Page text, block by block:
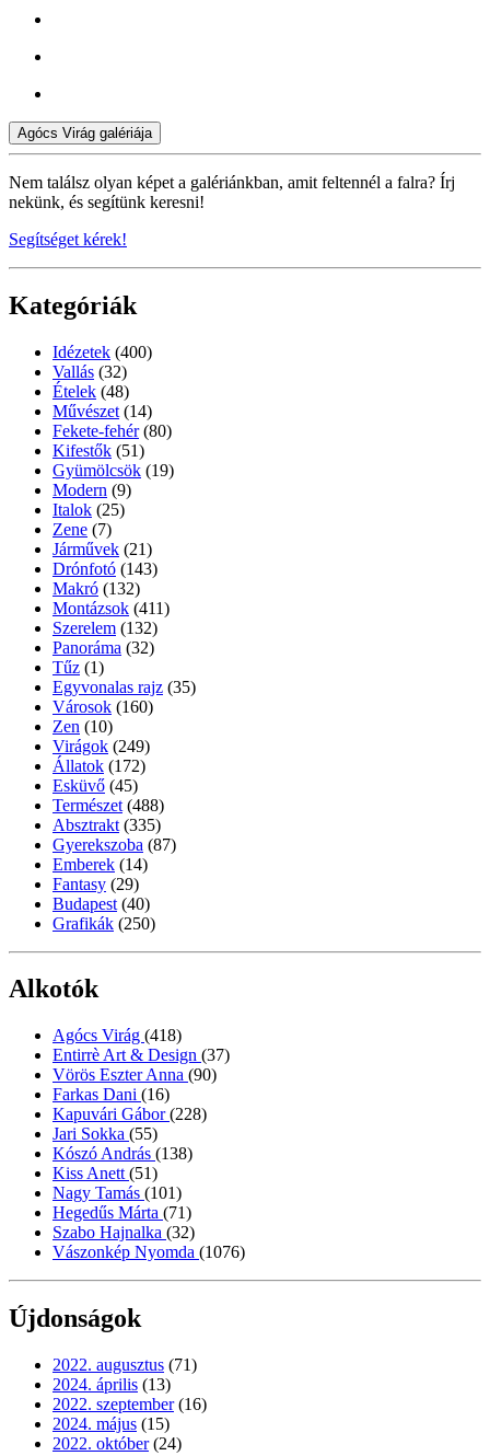
Agócs Virág galériája
Nem találsz olyan képet a galériánkban, amit feltennél a falra? Írj
nekünk, és segítünk keresni!
Segítséget kérek!
Kategóriák
Idézetek (400)
Vallás (32)
Ételek (48)
Művészet (14)
Fekete-fehér (80)
Kifestők (51)
Gyümölcsök (19)
Modern (9)
Italok (25)
Zene (7)
Járművek (21)
Drónfotó (143)
Makró (132)
Montázsok (411)
Szerelem (132)
Panoráma (32)
Tűz (1)
Egyvonalas rajz (35)
Városok (160)
Zen (10)
Virágok (249)
Állatok (172)
Esküvő (45)
Természet (488)
Absztrakt (335)
Gyerekszoba (87)
Emberek (14)
Fantasy (29)
Budapest (40)
Grafikák (250)
Alkotók
Agócs Virág (418)
Entirrè Art & Design (37)
Vörös Eszter Anna (90)
Farkas Dani (16)
Kapuvári Gábor(228)
Jari Sokka (55)
Kószó András (138)
Kiss Anett (51)
Nagy Tamás (101)
Hegedűs Márta (71)
Szabo Hajnalka (32)
Vászonkép Nyomda (1076)
Újdonságok
2022. augusztus (71)
2024. április (13)
2022. szeptember (16)
2024. május (15)
2022. október (24)